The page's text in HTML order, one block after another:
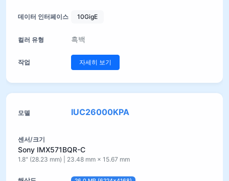
10GigE
흑백
자세히 보기
IUC26000KPA
Sony IMX571BQR-C
1.8" (28.23 mm) | 23.48 mm × 15.67 mm